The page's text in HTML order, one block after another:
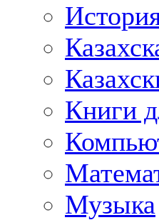
Книги
Музыка